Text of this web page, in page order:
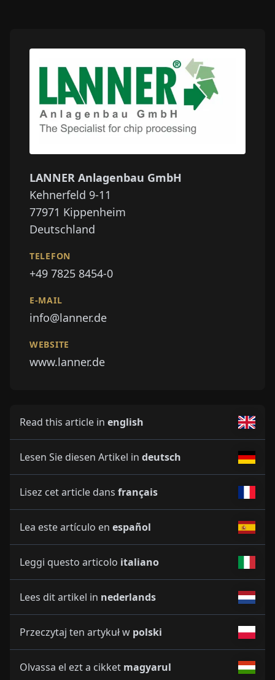
LANNER Anlagenbau GmbH
Kehnerfeld 9-11
77971 Kippenheim
Deutschland
TELEFON
+49 7825 8454-0
E-MAIL
info@lanner.de
WEBSITE
www.lanner.de
Read this article in english
Lesen Sie diesen Artikel in deutsch
Lisez cet article dans français
Lea este artículo en español
Leggi questo articolo italiano
Lees dit artikel in nederlands
Przeczytaj ten artykuł w polski
Olvassa el ezt a cikket magyarul